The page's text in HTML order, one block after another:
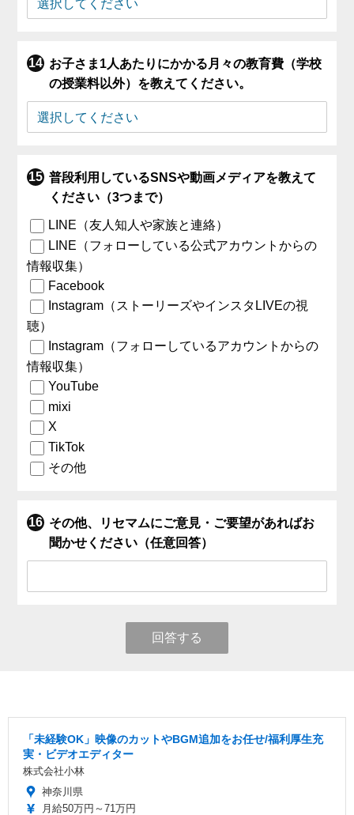
お子さま1人あたりにかかる月々の教育費（学校
の授業料以外）を教えてください。
普段利用しているSNSや動画メディアを教えて
ください（3つまで）
LINE（友人知人や家族と連絡）
LINE（フォローしている公式アカウントからの
情報収集）
Facebook
Instagram（ストーリーズやインスタLIVEの視
聴）
Instagram（フォローしているアカウントからの
情報収集）
YouTube
mixi
X
TikTok
その他
その他、リセマムにご意見・ご要望があればお
聞かせください（任意回答）
回答する
「未経験OK」映像のカットやBGM追加をお任せ/福利厚生充
実・ビデオエディター
株式会社小林
神奈川県
月給50万円～71万円